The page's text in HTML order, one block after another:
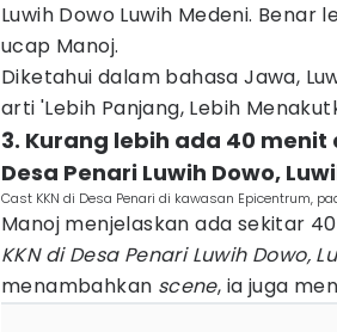
Luwih Dowo Luwih Medeni.
ucap Manoj.
Diketahui dalam bahasa Jawa,
arti 'Lebih Panjang, Lebih
3. Kurang lebih ada 40
Desa Penari Luwih Dowo,
Cast KKN di Desa Penari di kawasan Epicentrum,
Manoj menjelaskan ada sekitar
KKN di Desa Penari Luwih Dowo,
menambahkan scene, ia juga